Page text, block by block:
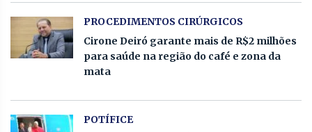
PROCEDIMENTOS CIRÚRGICOS
Cirone Deiró garante mais de R$2 milhões
para saúde na região do café e zona da
mata
POTÍFICE